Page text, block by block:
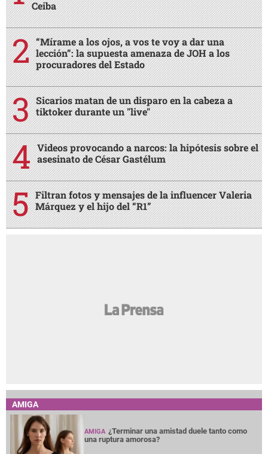
Ceiba
“Mírame a los ojos, a vos te voy a dar una
lección”: la supuesta amenaza de JOH a los
procuradores del Estado
Sicarios matan de un disparo en la cabeza a
tiktoker durante un "live"
Videos provocando a narcos: la hipótesis sobre el
asesinato de César Gastélum
Filtran fotos y mensajes de la influencer Valeria
Márquez y el hijo del “R1”
AMIGA
AMIGA ¿Terminar una amistad duele tanto como
una ruptura amorosa?